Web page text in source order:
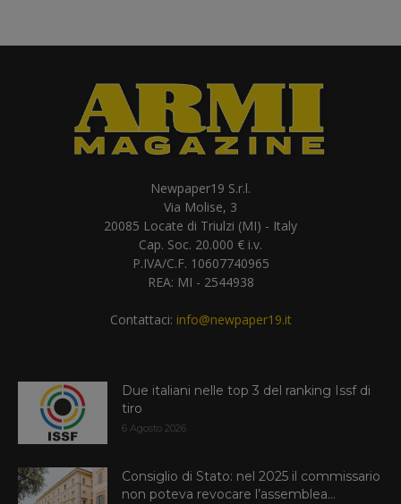
Newpaper19 S.r.l.
Via Molise, 3
20085 Locate di Triulzi (MI) - Italy
Cap. Soc. 20.000 € i.v.
P.IVA/C.F. 10607740965
REA: MI - 2544938
Contattaci: info@newpaper19.it
Due italiani nelle top 3 del ranking Issf di
tiro
6 Agosto 2026
Consiglio di Stato: nel 2025 il commissario
non poteva revocare l’assemblea...